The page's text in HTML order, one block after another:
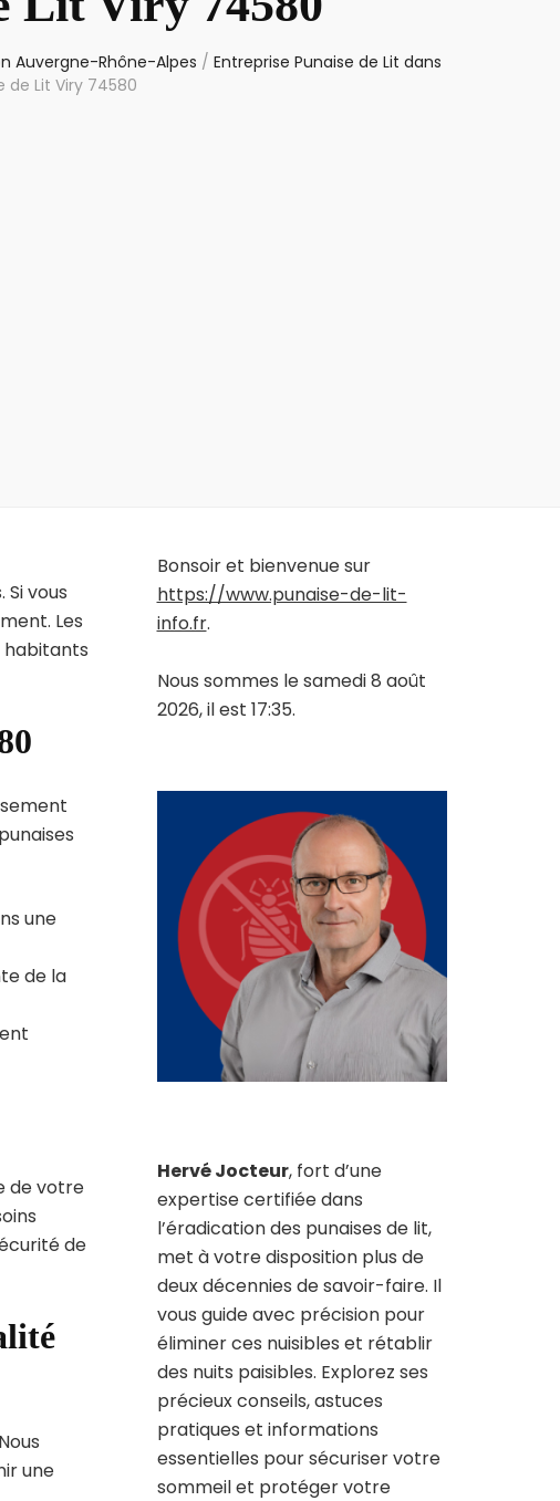
Auvergne-Rhône-Alpes / Entreprise Punaise de Lit dans
de Lit Viry 74580
vous
Les
habitants
une
de la
de votre
de
une
Bonsoir et bienvenue sur
https://www.punaise-de-lit-
info.fr.
Nous sommes le samedi 8 août
2026, il est 17:35.
Hervé Jocteur, fort d’une
expertise certifiée dans
l’éradication des punaises de lit,
met à votre disposition plus de
deux décennies de savoir-faire. Il
vous guide avec précision pour
éliminer ces nuisibles et rétablir
des nuits paisibles. Explorez ses
précieux conseils, astuces
pratiques et informations
essentielles pour sécuriser votre
sommeil et protéger votre